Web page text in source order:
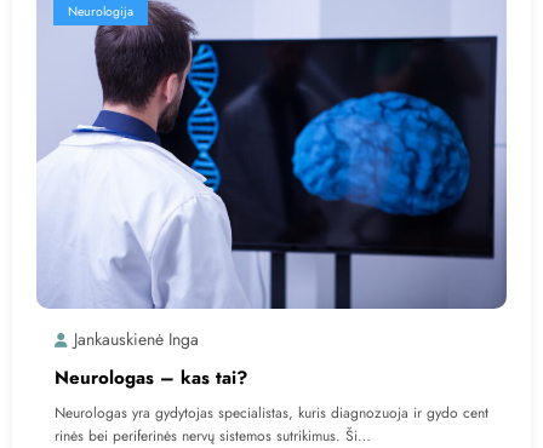
Neurologija
Jankauskienė Inga
Neurologas – kas tai?
Neurologas yra gydytojas specialistas, kuris diagnozuoja ir gydo cent
rinės bei periferinės nervų sistemos sutrikimus. Ši…